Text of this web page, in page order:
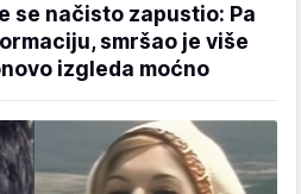
se načisto zapustio: Pa
smršao je više
izgleda moćno